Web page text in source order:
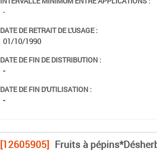
-
DATE DE RETRAIT DE L'USAGE :
01/10/1990
DATE DE FIN DE DISTRIBUTION :
-
DATE DE FIN D'UTILISATION :
-
[12605905] Fruits à